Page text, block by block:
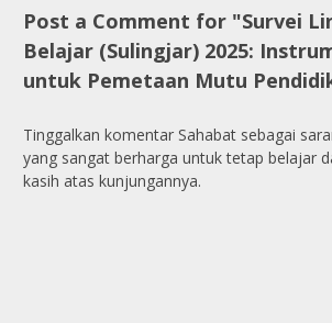
Post a Comment for "Survei
Belajar (Sulingjar) 2025:
untuk Pemetaan Mutu
Tinggalkan komentar Sahabat sebagai
yang sangat berharga untuk tetap belajar
kasih atas kunjungannya.